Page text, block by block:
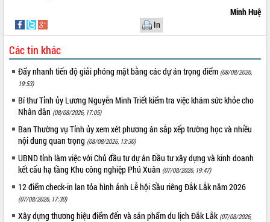
Không có file video nào để phát.
ALBUM ẢNH
LIÊN KẾT WEB
Minh Huệ
In
Các tin khác
Đẩy nhanh tiến độ giải phóng mặt bằng các dự án trọng điểm (08/08/2026,
19:53)
Bí thư Tỉnh ủy Lương Nguyễn Minh Triết kiểm tra việc khám sức khỏe cho
Nhân dân (08/08/2026, 17:05)
Ban Thường vụ Tỉnh ủy xem xét phương án sắp xếp trường học và nhiều
nội dung quan trọng (08/08/2026, 13:30)
UBND tỉnh làm việc với Chủ đầu tư dự án Đầu tư xây dựng và kinh doanh
kết cấu hạ tầng Khu công nghiệp Phú Xuân (07/08/2026, 19:47)
12 điểm check-in lan tỏa hình ảnh Lễ hội Sầu riêng Đắk Lắk năm 2026
(07/08/2026, 17:30)
Xây dựng thương hiệu điểm đến và sản phẩm du lịch Đắk Lắk (07/08/2026,